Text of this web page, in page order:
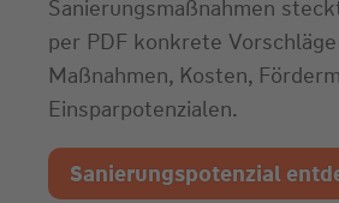
Sanierungsmaßnahmen
per PDF konkrete
Maßnahmen, Kosten,
Einsparpotenzialen.
Sanierungspotenzial